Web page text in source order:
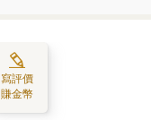
寫評價
賺金幣